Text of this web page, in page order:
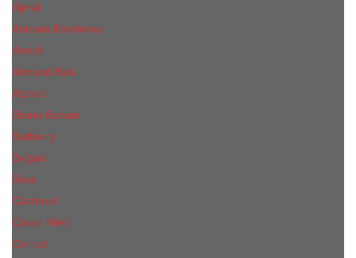
Ajmal
Antonio Banderas
Armaf
Armand Basi
Azzaro
Bruno Banani
Burberry
Bvlgari
Boss
Cacharel
Calvin Klein
Cerruti